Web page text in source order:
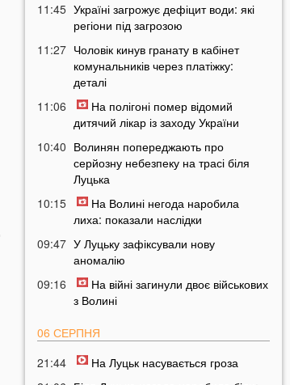
11:45 Україні загрожує дефіцит води: які
регіони під загрозою
11:27 Чоловік кинув гранату в кабінет
комунальників через платіжку:
деталі
11:06
На полігоні помер відомий
дитячий лікар із заходу України
10:40 Волинян попереджають про
серйозну небезпеку на трасі біля
Луцька
10:15
На Волині негода наробила
лиха: показали наслідки
09:47 У Луцьку зафіксували нову
аномалію
09:16
На війні загинули двоє військових
з Волині
06 СЕРПНЯ
21:44
На Луцьк насувається гроза